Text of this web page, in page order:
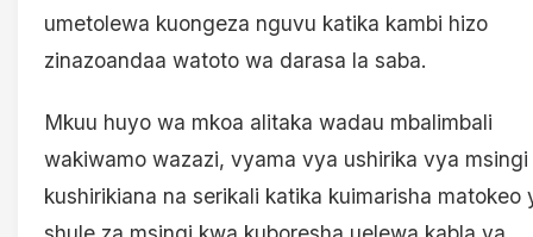
umetolewa kuongeza nguvu katika kambi hizo
zinazoandaa watoto wa darasa la saba.
Mkuu huyo wa mkoa alitaka wadau mbalimbali
wakiwamo wazazi, vyama vya ushirika vya msingi
kushirikiana na serikali katika kuimarisha matokeo